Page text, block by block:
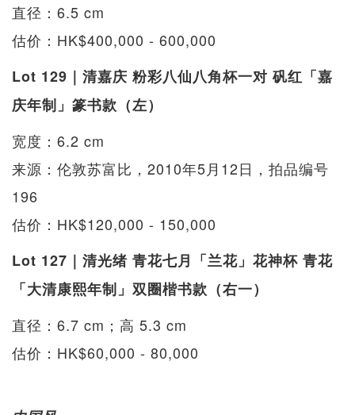
直径：6.5 cm
估价：HK$400,000 - 600,000
Lot 129｜清嘉庆 粉彩八仙八角杯一对 矾红「嘉
庆年制」篆书款（左）
宽度：6.2 cm
来源：伦敦苏富比，2010年5月12日，拍品编号
196
估价：HK$120,000 - 150,000
Lot 127｜清光绪 青花七月「兰花」花神杯 青花
「大清康熙年制」双圈楷书款（右一）
直径：6.7 cm；高 5.3 cm
估价：HK$60,000 - 80,000